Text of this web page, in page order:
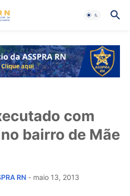
com
bairro de Mãe
RN - maio 13, 2013